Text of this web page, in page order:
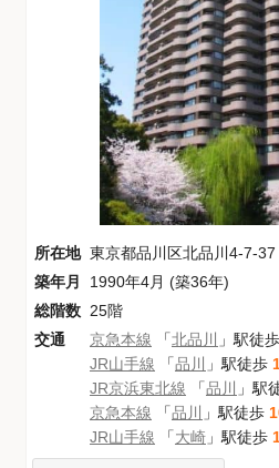
所在地 東京都品川区北品川4-7-37
築年月
1990年4月 (築36年)
総階数 25階
交通
京急本線 「北品川 」駅徒歩
JR山手線 「品川 」駅徒歩
JR京浜東北線 「品川 」駅
京急本線 「品川 」駅徒歩
JR山手線 「大崎 」駅徒歩